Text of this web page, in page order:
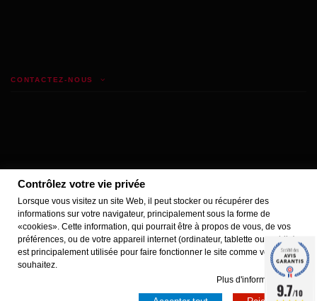
CONTACTEZ-NOUS
Marchand approuvé par la Société des Avis Garantis,cliquez ici pour vérifier
Copyright @ 2022 DESCOD.LTD Tous droits réservés
Contrôlez votre vie privée
Lorsque vous visitez un site Web, il peut stocker ou récupérer des
informations sur votre navigateur, principalement sous la forme de
«cookies». Cette information, qui pourrait être à propos de vous, de vos
préférences, ou de votre appareil internet (ordinateur, tablette ou mobile),
est principalement utilisée pour faire fonctionner le site comme vous le
souhaitez.
Plus d'informations
9.7/10